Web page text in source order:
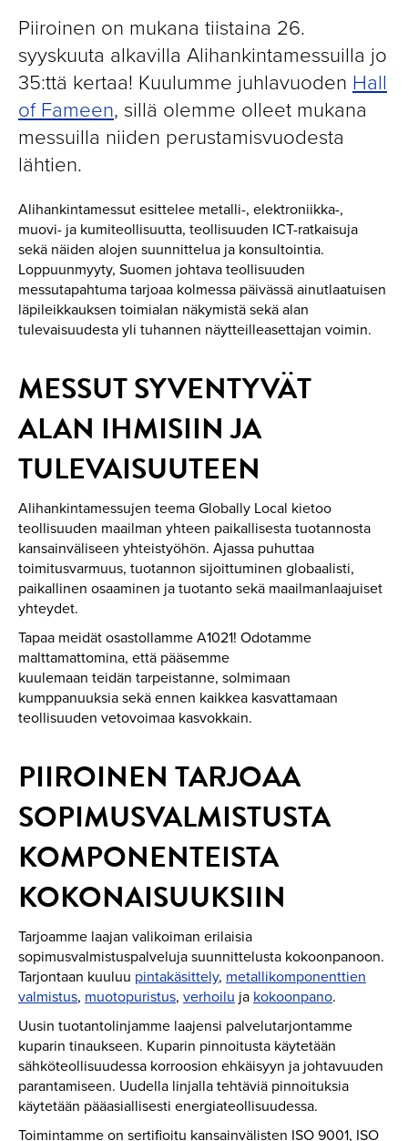
Piiroinen on mukana tiistaina 26.
syyskuuta alkavilla Alihankintamessuilla jo
35:ttä kertaa! Kuulumme juhlavuoden Hall
of Fameen, sillä olemme olleet mukana
messuilla niiden perustamisvuodesta
lähtien.
Alihankintamessut esittelee metalli-, elektroniikka-,
muovi- ja kumiteollisuutta, teollisuuden ICT-ratkaisuja
sekä näiden alojen suunnittelua ja konsultointia.
Loppuunmyyty, Suomen johtava teollisuuden
messutapahtuma tarjoaa kolmessa päivässä ainutlaatuisen
läpileikkauksen toimialan näkymistä sekä alan
tulevaisuudesta yli tuhannen näytteilleasettajan voimin.
MESSUT SYVENTYVÄT
ALAN IHMISIIN JA
TULEVAISUUTEEN
Alihankintamessujen teema Globally Local kietoo
teollisuuden maailman yhteen paikallisesta tuotannosta
kansainväliseen yhteistyöhön. Ajassa puhuttaa
toimitusvarmuus, tuotannon sijoittuminen globaalisti,
paikallinen osaaminen ja tuotanto sekä maailmanlaajuiset
yhteydet.
Tapaa meidät osastollamme A1021! Odotamme
malttamattomina, että pääsemme
kuulemaan teidän tarpeistanne, solmimaan
kumppanuuksia sekä ennen kaikkea kasvattamaan
teollisuuden vetovoimaa kasvokkain.
PIIROINEN TARJOAA
SOPIMUSVALMISTUSTA
KOMPONENTEISTA
KOKONAISUUKSIIN
Tarjoamme laajan valikoiman erilaisia
sopimusvalmistuspalveluja suunnittelusta kokoonpanoon.
Tarjontaan kuuluu pintakäsittely, metallikomponenttien
valmistus, muotopuristus, verhoilu ja kokoonpano.
Uusin tuotantolinjamme laajensi palvelutarjontamme
kuparin tinaukseen. Kuparin pinnoitusta käytetään
sähköteollisuudessa korroosion ehkäisyyn ja johtavuuden
parantamiseen. Uudella linjalla tehtäviä pinnoituksia
käytetään pääasiallisesti energiateollisuudessa.
Toimintamme on sertifioitu kansainvälisten ISO 9001, ISO